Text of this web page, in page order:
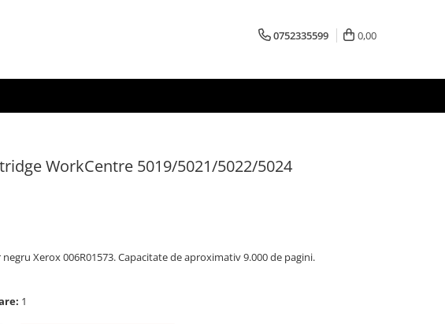
0752335599 0,00
WorkCentre 5019/5021/5022/5024
Xerox 006R01573. Capacitate de aproximativ 9.000 de pagini.
1